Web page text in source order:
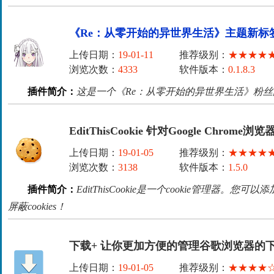
《Re：从零开始的异世界生活》主题新标
上传日期： 19-01-11 推荐级别：
浏览次数： 4333 软件版本： 0.1.8.3
插件简介： 这是一个《Re：从零开始的异世界生活》粉
EditThisCookie 针对Google Chrome浏览
上传日期： 19-01-05 推荐级别：
浏览次数： 3138 软件版本： 1.5.0
插件简介： EditThisCookie是一个cookie管理器。您可以
屏蔽cookies！
下载+ 让你更加方便的管理谷歌浏览器的
上传日期： 19-01-05 推荐级别：